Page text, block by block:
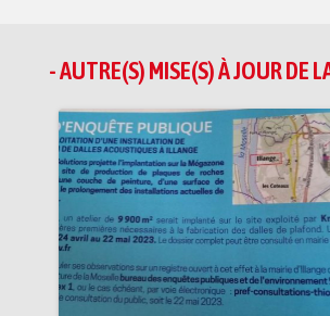
- AUTRE(S) MISE(S) À JOUR DE